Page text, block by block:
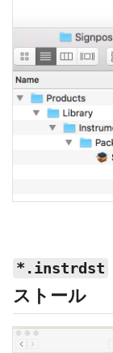
*.instrdst
ストール